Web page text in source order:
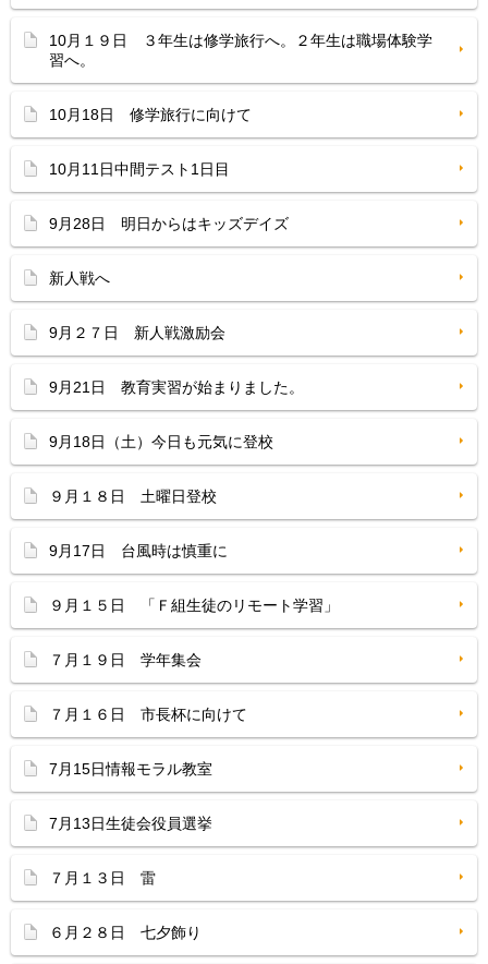
10月１９日 ３年生は修学旅行へ。２年生は職場体験学
習へ。
10月18日 修学旅行に向けて
10月11日中間テスト1日目
9月28日 明日からはキッズデイズ
新人戦へ
9月２７日 新人戦激励会
9月21日 教育実習が始まりました。
9月18日（土）今日も元気に登校
９月１８日 土曜日登校
9月17日 台風時は慎重に
９月１５日 「Ｆ組生徒のリモート学習」
７月１９日 学年集会
７月１６日 市長杯に向けて
7月15日情報モラル教室
7月13日生徒会役員選挙
７月１３日 雷
６月２８日 七夕飾り